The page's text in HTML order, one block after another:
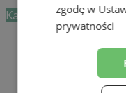
Kategoria nie
Pozostałe
zgodę w
prywatności